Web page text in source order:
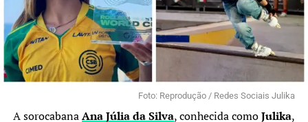
Foto: Reprodução / Redes Sociais Julika
A sorocabanaAna Júlia da Silva, conhecida comoJulika,